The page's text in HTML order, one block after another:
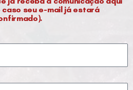
seu e-mail já estará